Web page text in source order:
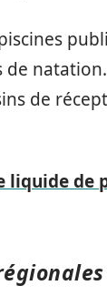
de
de
liquide de